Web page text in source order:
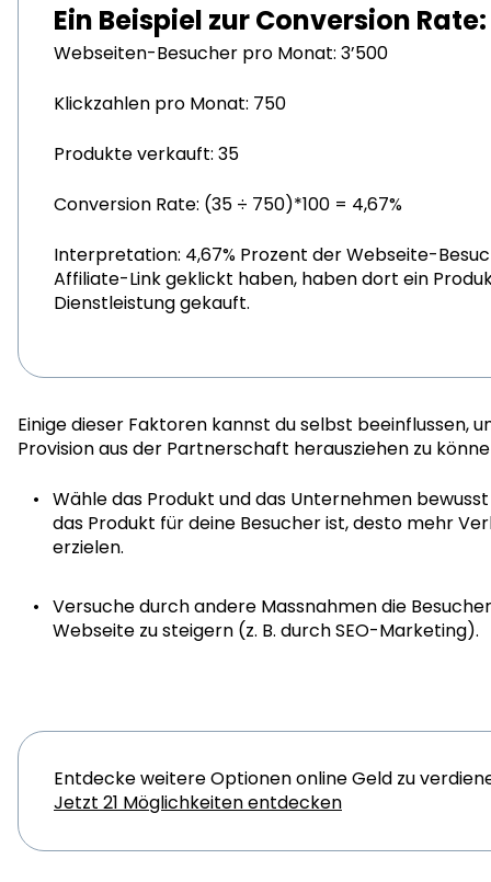
Ein Beispiel zur Conversion Rate:
Webseiten-Besucher pro Monat: 3’500
Klickzahlen pro Monat: 750
Produkte verkauft: 35
Conversion Rate: (35 ÷ 750)*100 = 4,67%
Interpretation: 4,67% Prozent der Webseite-
Affiliate-Link geklickt haben, haben dort ein
Dienstleistung gekauft.
Einige dieser Faktoren kannst du selbst beeinflussen,
Provision aus der Partnerschaft herausziehen zu
Wähle das Produkt und das Unternehmen
das Produkt für deine Besucher ist, desto mehr
erzielen.
Versuche durch andere Massnahmen die
Webseite zu steigern (z. B. durch SEO-Marketing).
Entdecke weitere Optionen online Geld zu
Jetzt 21 Möglichkeiten entdecken